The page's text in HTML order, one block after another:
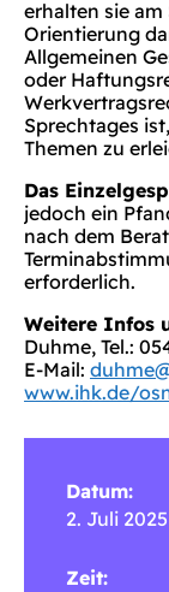
erhalten sie
Orientierung
Allgemeinen
oder
Sprechtages
Themen zu
Das
jedoch ein
nach dem
erforderlich.
Weitere Infos
Duhme, Tel.:
E-Mail:
www.ihk.de/
Datum:
2. Juli 2025
Zeit: